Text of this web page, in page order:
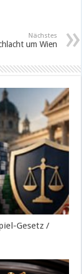
Nächstes
um Wien
Gesetz /